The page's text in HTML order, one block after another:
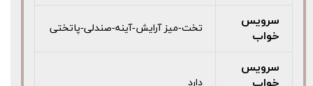
سرویس
خواب
تخت-میز آرایش-آینه-صندلی-پاتختی
سرویس
دارد